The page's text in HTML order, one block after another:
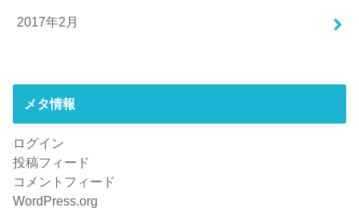
2017年2月
メタ情報
ログイン
投稿フィード
コメントフィード
WordPress.org